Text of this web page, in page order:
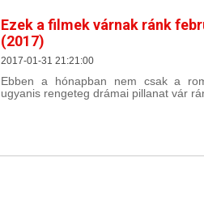
Ezek a filmek várnak ránk
(2017)
2017-01-31 21:21:00
Ebben a hónapban nem csak a
ugyanis rengeteg drámai pillanat vár